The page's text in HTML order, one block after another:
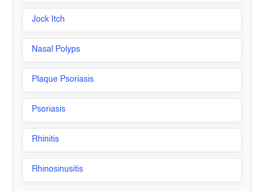
Jock Itch
Nasal Polyps
Plaque Psoriasis
Psoriasis
Rhinitis
Rhinosinusitis